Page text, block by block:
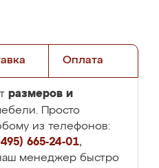
Оплата
размеров и
Просто
из телефонов:
665-24-01,
менеджер быстро